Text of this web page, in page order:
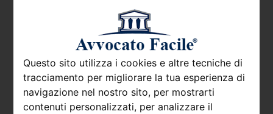
Questo sito utilizza i cookies e altre tecniche di
tracciamento per migliorare la tua esperienza di
navigazione nel nostro sito, per mostrarti
contenuti personalizzati, per analizzare il